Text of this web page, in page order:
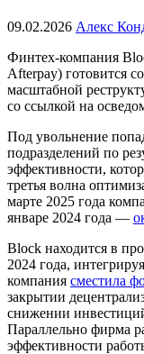
09.02.2026 Алекс
Финтех-компания
Afterpay) готовится
масштабной
со ссылкой на
Под увольнение
подразделений по
эффективности,
третья волна
марте 2025 года
январе 2024 года —
Block находится в
2024 года,
компания сместила
закрытии
снижении
Параллельно фирма
эффективности